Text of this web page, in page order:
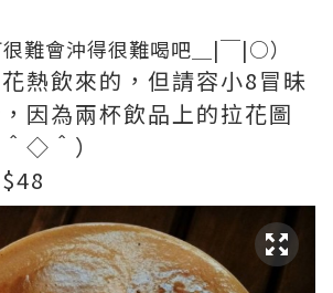
難會沖得很難喝吧＿|￣|○）
熱飲來的，但請容小8冒昧
因為兩杯飲品上的拉花圖
◇＾）